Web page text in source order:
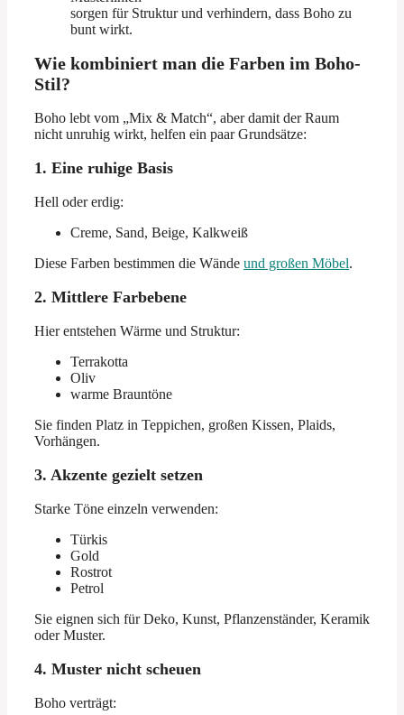
sorgen für Struktur und verhindern, dass Boho zu
bunt wirkt.
Wie kombiniert man die Farben im Boho-
Stil?
Boho lebt vom „Mix & Match“, aber damit der Raum
nicht unruhig wirkt, helfen ein paar Grundsätze:
1. Eine ruhige Basis
Hell oder erdig:
Creme, Sand, Beige, Kalkweiß
Diese Farben bestimmen die Wände und großen Möbel.
2. Mittlere Farbebene
Hier entstehen Wärme und Struktur:
Terrakotta
Oliv
warme Brauntöne
Sie finden Platz in Teppichen, großen Kissen, Plaids,
Vorhängen.
3. Akzente gezielt setzen
Starke Töne einzeln verwenden:
Türkis
Gold
Rostrot
Petrol
Sie eignen sich für Deko, Kunst, Pflanzenständer, Keramik
oder Muster.
4. Muster nicht scheuen
Boho verträgt: